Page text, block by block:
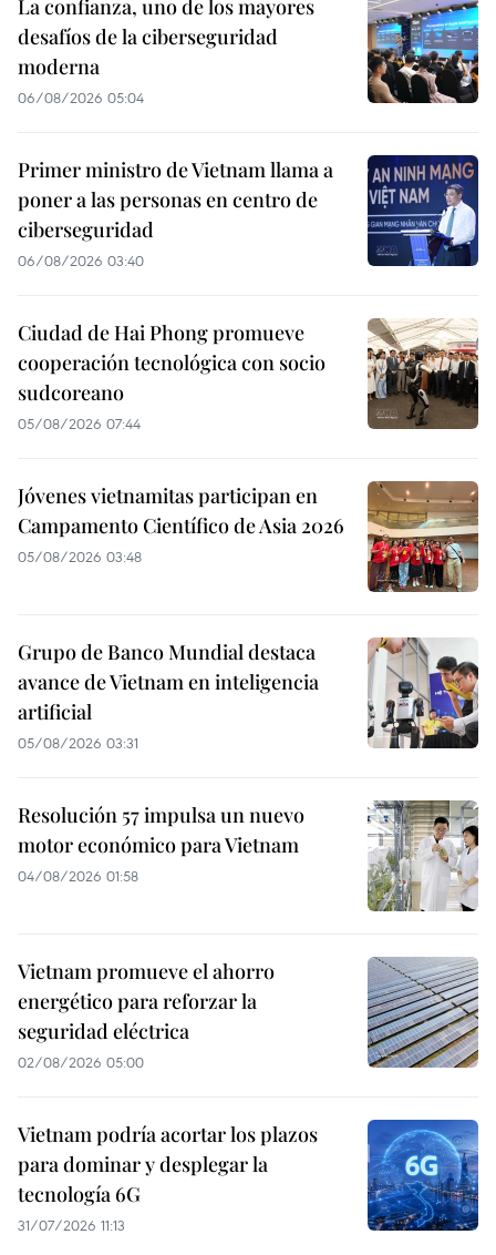
La confianza, uno de los mayores
desafíos de la ciberseguridad
moderna
06/08/2026 05:04
Primer ministro de Vietnam llama a
poner a las personas en centro de
ciberseguridad
06/08/2026 03:40
Ciudad de Hai Phong promueve
cooperación tecnológica con socio
sudcoreano
05/08/2026 07:44
Jóvenes vietnamitas participan en
Campamento Científico de Asia 2026
05/08/2026 03:48
Grupo de Banco Mundial destaca
avance de Vietnam en inteligencia
artificial
05/08/2026 03:31
Resolución 57 impulsa un nuevo
motor económico para Vietnam
04/08/2026 01:58
Vietnam promueve el ahorro
energético para reforzar la
seguridad eléctrica
02/08/2026 05:00
Vietnam podría acortar los plazos
para dominar y desplegar la
tecnología 6G
31/07/2026 11:13